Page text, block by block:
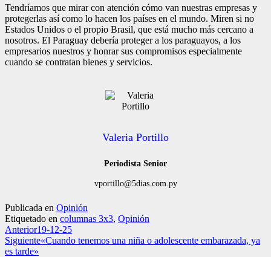
Tendríamos que mirar con atención cómo van nuestras empresas y
protegerlas así como lo hacen los países en el mundo. Miren si no
Estados Unidos o el propio Brasil, que está mucho más cercano a
nosotros. El Paraguay debería proteger a los paraguayos, a los
empresarios nuestros y honrar sus compromisos especialmente
cuando se contratan bienes y servicios.
Valeria Portillo
Periodista Senior
vportillo@5dias.com.py
Publicada en Opinión
Etiquetado en columnas 3x3, Opinión
Anterior19-12-25
Siguiente«Cuando tenemos una niña o adolescente embarazada, ya
es tarde»